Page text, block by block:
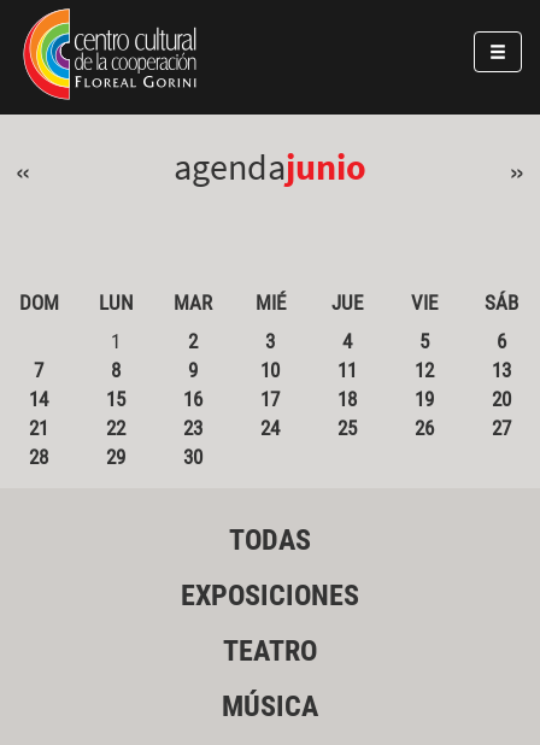
Pasar al contenido principal
Jump to main content
« agendajunio »
DOM LUN MAR MIÉ JUE VIE
SÁB
1
2 3 4 5
6
7
8 9 10 11 12
13
14
15 16 17 18 19
20
21
22 23 24 25 26
27
28
29 30
TODAS
EXPOSICIONES
TEATRO
MÚSICA